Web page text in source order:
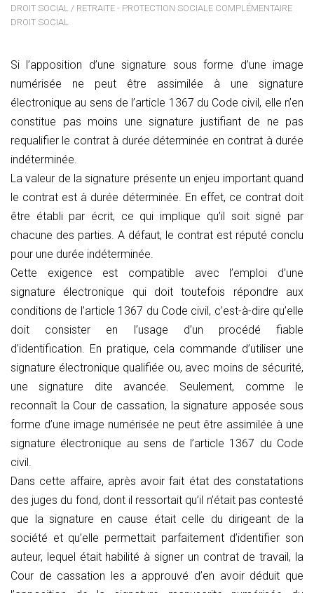
DROIT SOCIAL / RETRAITE - PROTECTION SOCIALE COMPLÉMENTAIRE
DROIT SOCIAL
Si l’apposition d’une signature sous forme d’une image
numérisée ne peut être assimilée à une signature
électronique au sens de l’article 1367 du Code civil, elle n’en
constitue pas moins une signature justifiant de ne pas
requalifier le contrat à durée déterminée en contrat à durée
indéterminée.
La valeur de la signature présente un enjeu important quand
le contrat est à durée déterminée. En effet, ce contrat doit
être établi par écrit, ce qui implique qu’il soit signé par
chacune des parties. A défaut, le contrat est réputé conclu
pour une durée indéterminée.
Cette exigence est compatible avec l’emploi d’une
signature électronique qui doit toutefois répondre aux
conditions de l’article 1367 du Code civil, c’est-à-dire qu’elle
doit consister en l’usage d’un procédé fiable
d’identification. En pratique, cela commande d’utiliser une
signature électronique qualifiée ou, avec moins de sécurité,
une signature dite avancée. Seulement, comme le
reconnaît la Cour de cassation, la signature apposée sous
forme d’une image numérisée ne peut être assimilée à une
signature électronique au sens de l’article 1367 du Code
civil.
Dans cette affaire, après avoir fait état des constatations
des juges du fond, dont il ressortait qu’il n’était pas contesté
que la signature en cause était celle du dirigeant de la
société et qu’elle permettait parfaitement d’identifier son
auteur, lequel était habilité à signer un contrat de travail, la
Cour de cassation les a approuvé d’en avoir déduit que